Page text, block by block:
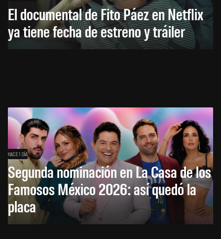
El documental de Fito Páez en Netflix
ya tiene fecha de estreno y tráiler
HACE 1 DÍA
Segunda nominación en La Casa de los
Famosos México 2026: así quedó la
placa